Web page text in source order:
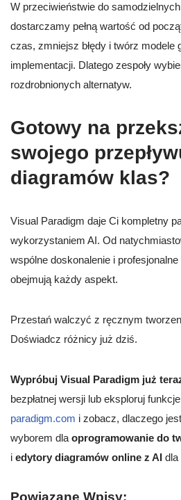
W przeciwieństwie do
dostarczamy pełną wartość od
czas, zmniejsz błędy i twórz modele
implementacji. Dlatego zespoły
rozdrobnionych alternatyw.
Gotowy na
swojego
diagramów klas?
Visual Paradigm daje Ci kompletny
wykorzystaniem AI. Od
wspólne doskonalenie i
obejmują każdy aspekt.
Przestań walczyć z ręcznym
Doświadcz różnicy już dziś.
Wypróbuj Visual Paradigm już
bezpłatnej wersji lub eksploruj
paradigm.com i zobacz, dlaczego
wyborem dla oprogramowanie do
i edytory diagramów online z AI dla
Powiązane Wpisy: